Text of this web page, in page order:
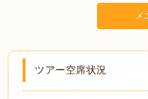
メ
ツアー空席状況